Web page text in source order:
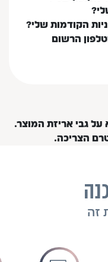
הקודמות שלי?
הרשום
על גבי אריזת המוצר.
הצריכה.
זה